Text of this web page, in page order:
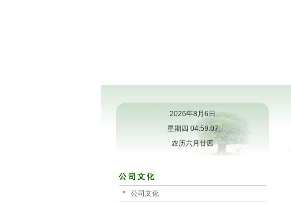
2026年8月6日
星期四 04:59:07
农历六月廿四
公司文化